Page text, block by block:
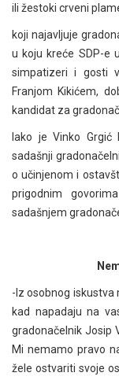
ili žestoki crveni
koji najavljuje
u koju kreće SDP-e
simpatizeri i gosti
Franjom Kikićem,
kandidat za
Iako je Vinko
sadašnji
o učinjenom i
prigodnim
sadašnjem
-Iz osobnog
kad napadaju na
gradonačelnik Josip
Mi nemamo pravo
žele ostvariti svoje